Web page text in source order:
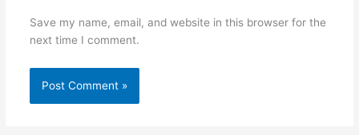
Save my name, email, and website in this browser for the
next time I comment.